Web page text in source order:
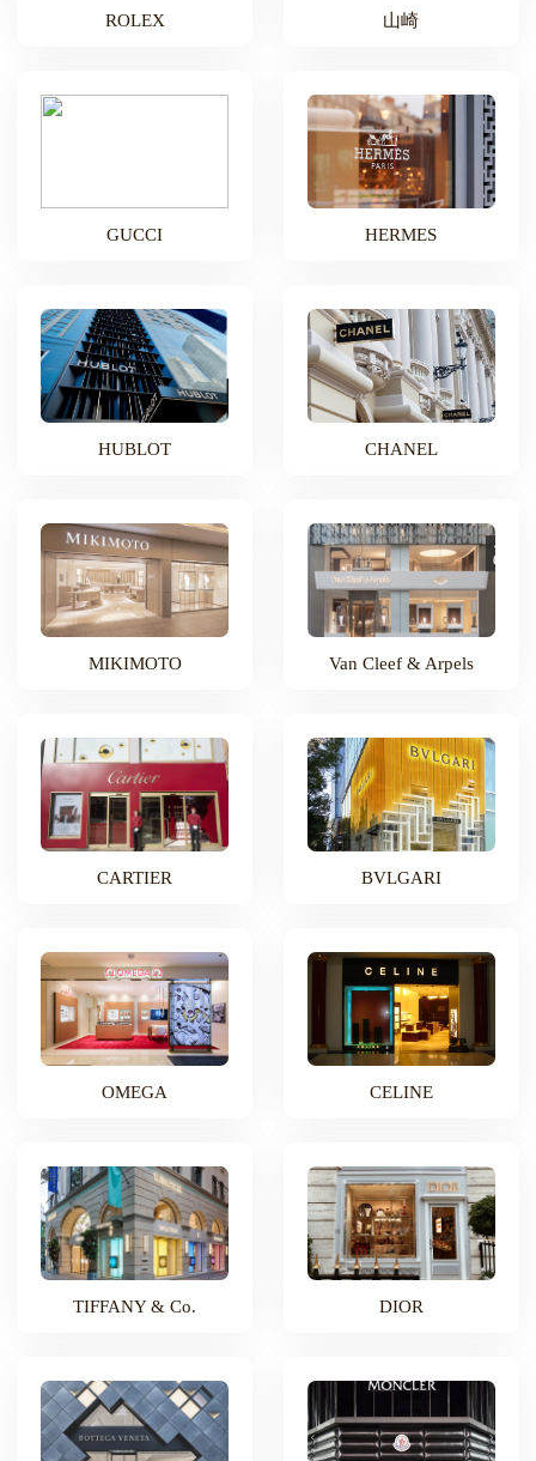
ROLEX 山崎
GUCCI HERMES
HUBLOT CHANEL
MIKIMOTO Van Cleef & Arpels
CARTIER BVLGARI
OMEGA CELINE
TIFFANY & Co. DIOR